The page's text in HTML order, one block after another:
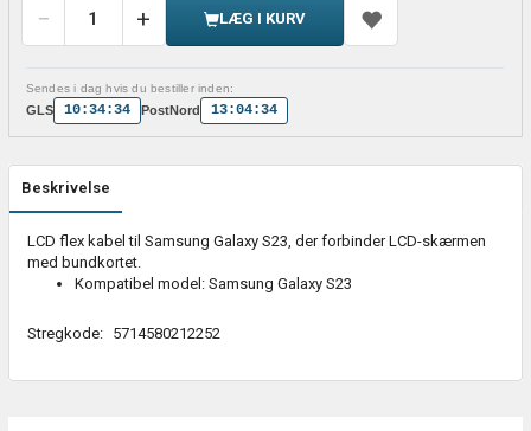
LÆG I KURV
Sendes i dag hvis du bestiller inden:
GLS 10:34:34 PostNord 13:04:34
Beskrivelse
LCD flex kabel til Samsung Galaxy S23, der forbinder LCD-skærmen
med bundkortet.
Kompatibel model: Samsung Galaxy S23
Stregkode: 5714580212252